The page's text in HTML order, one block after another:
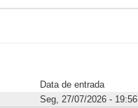
Data de entrada
Seg, 27/07/2026 - 19:56